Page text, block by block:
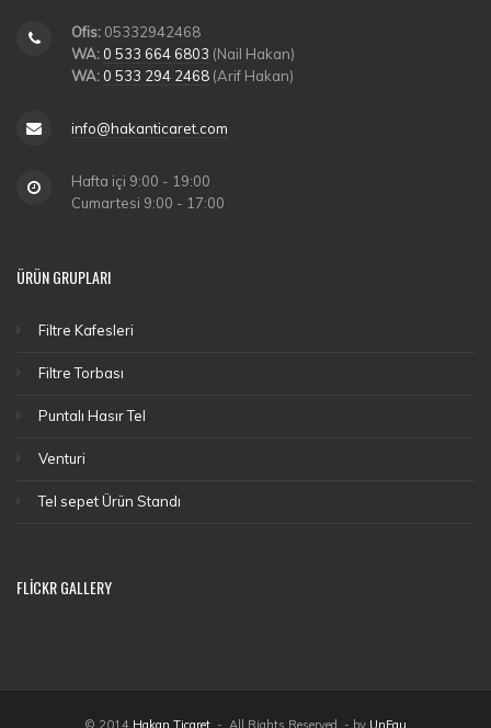
Ofis: 05332942468
WA: 0 533 664 6803 (Nail Hakan)
WA: 0 533 294 2468 (Arif Hakan)
info@hakanticaret.com
Hafta içi 9:00 - 19:00
Cumartesi 9:00 - 17:00
ÜRÜN GRUPLARI
Filtre Kafesleri
Filtre Torbası
Puntalı Hasır Tel
Venturi
Tel sepet Ürün Standı
FLICKR GALLERY